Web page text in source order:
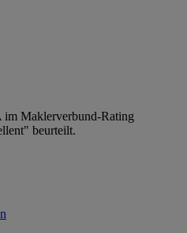
Maklerverbund-Rating
beurteilt.